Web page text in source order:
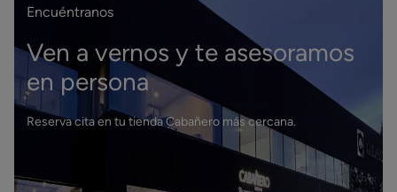
Encuéntranos
Ven a vernos y te asesoramos
en persona
Reserva cita en tu tienda Cabañero más cercana.